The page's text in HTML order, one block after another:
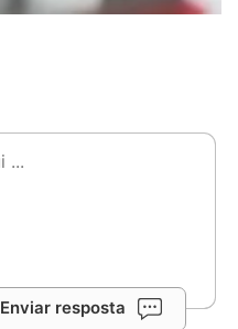
Enviar resposta